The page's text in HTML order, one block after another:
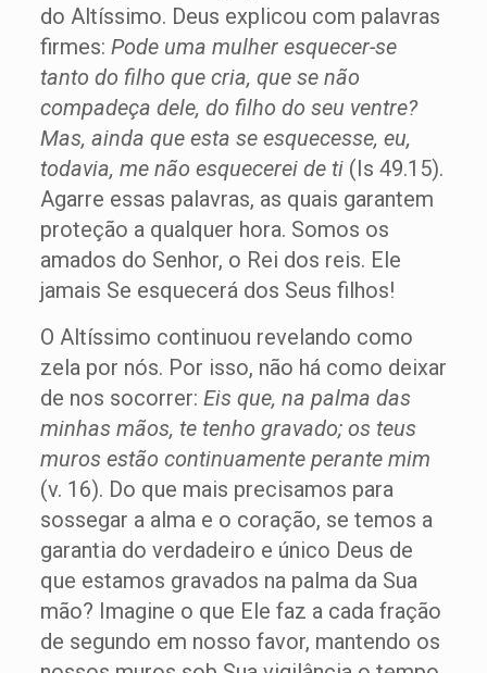
do Altíssimo. Deus explicou com palavras
firmes: Pode uma mulher esquecer-se
tanto do filho que cria, que se não
compadeça dele, do filho do seu ventre?
Mas, ainda que esta se esquecesse, eu,
todavia, me não esquecerei de ti (Is 49.15).
Agarre essas palavras, as quais garantem
proteção a qualquer hora. Somos os
amados do Senhor, o Rei dos reis. Ele
jamais Se esquecerá dos Seus filhos!
O Altíssimo continuou revelando como
zela por nós. Por isso, não há como deixar
de nos socorrer: Eis que, na palma das
minhas mãos, te tenho gravado; os teus
muros estão continuamente perante mim
(v. 16). Do que mais precisamos para
sossegar a alma e o coração, se temos a
garantia do verdadeiro e único Deus de
que estamos gravados na palma da Sua
mão? Imagine o que Ele faz a cada fração
de segundo em nosso favor, mantendo os